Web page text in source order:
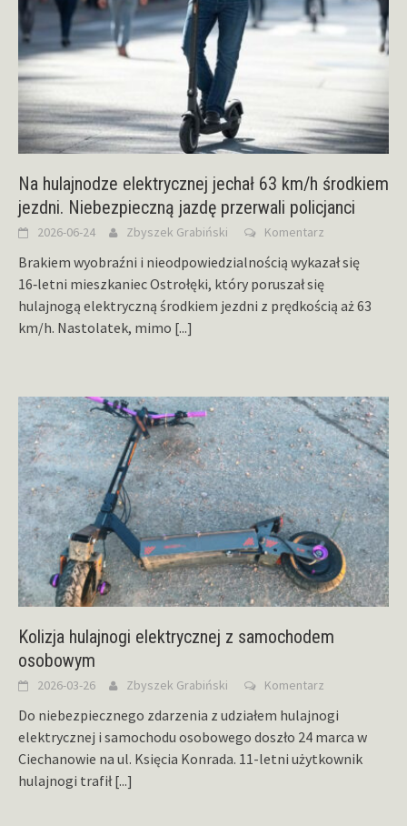
Na hulajnodze elektrycznej jechał 63 km/h środkiem
jezdni. Niebezpieczną jazdę przerwali policjanci
2026-06-24 Zbyszek Grabiński Komentarz
Brakiem wyobraźni i nieodpowiedzialnością wykazał się
16‑letni mieszkaniec Ostrołęki, który poruszał się
hulajnogą elektryczną środkiem jezdni z prędkością aż 63
km/h. Nastolatek, mimo [...]
Kolizja hulajnogi elektrycznej z samochodem
osobowym
2026-03-26 Zbyszek Grabiński Komentarz
Do niebezpiecznego zdarzenia z udziałem hulajnogi
elektrycznej i samochodu osobowego doszło 24 marca w
Ciechanowie na ul. Księcia Konrada. 11-letni użytkownik
hulajnogi trafił[...]